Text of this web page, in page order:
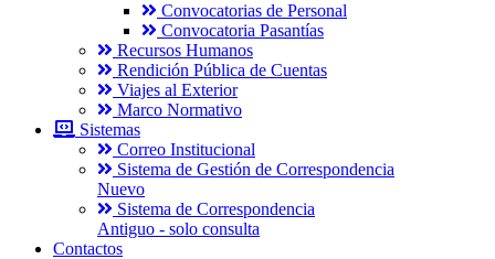
Convocatorias de Personal
Convocatoria Pasantías
Recursos Humanos
Rendición Pública de Cuentas
Viajes al Exterior
Marco Normativo
Sistemas
Correo Institucional
Sistema de Gestión de Correspondencia
Nuevo
Sistema de Correspondencia
Antiguo - solo consulta
Contactos